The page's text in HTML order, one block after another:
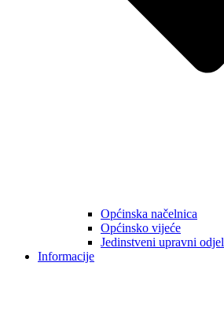
Općinska načelnica
Općinsko vijeće
Jedinstveni upravni odjel
Informacije